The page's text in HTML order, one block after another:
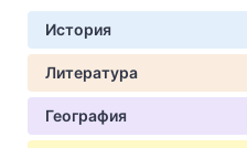
История
Литература
География